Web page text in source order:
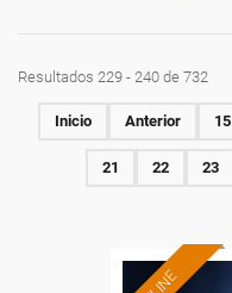
Resultados 229 - 240 de 732
Inicio Anterior 15
21 22 23